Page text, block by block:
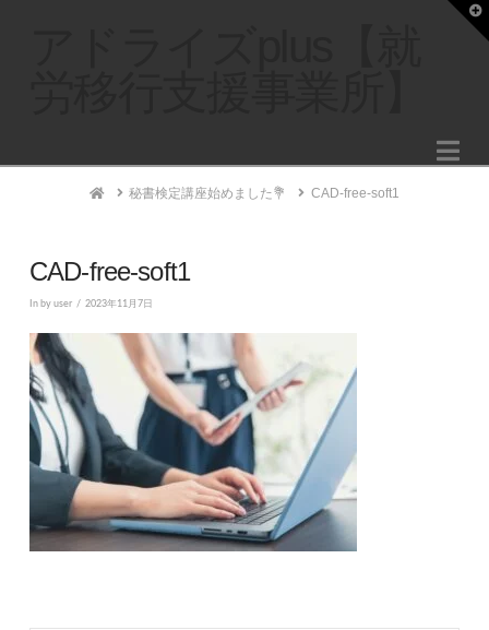
Home秘書検定講座始めました💐 CAD-free-soft1
CAD-free-soft1
In by user 2023年11月7日